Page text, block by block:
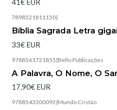
41€ EUR
7898521811150|
Bíblia Sagrada Letra
33€ EUR
9788561721855 |Bello Publicações
A Palavra, O Nome, O
17,90€ EUR
9788543300092 |Mundo Cristão